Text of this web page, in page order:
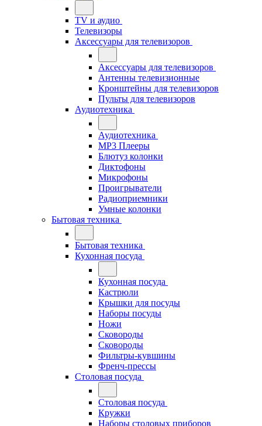
TV и аудио
Телевизоры
Аксессуары для телевизоров
Аксессуары для телевизоров
Антенны телевизионные
Кронштейны для телевизоров
Пульты для телевизоров
Аудиотехника
Аудиотехника
MP3 Плееры
Блютуз колонки
Диктофоны
Микрофоны
Проигрыватели
Радиоприемники
Умные колонки
Бытовая техника
Бытовая техника
Кухонная посуда
Кухонная посуда
Кастрюли
Крышки для посуды
Наборы посуды
Ножи
Сковороды
Сковороды
Фильтры-кувшины
Френч-прессы
Столовая посуда
Столовая посуда
Кружки
Наборы столовых приборов